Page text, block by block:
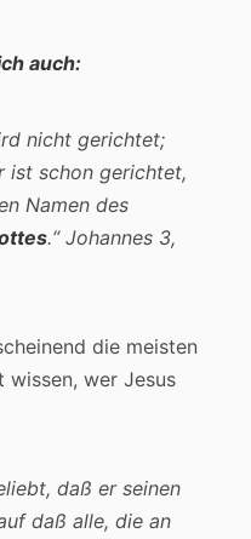
auch:
nicht gerichtet;
ist schon gerichtet,
Namen des
.“ Johannes 3,
die meisten
wissen, wer Jesus
daß er seinen
daß alle, die an